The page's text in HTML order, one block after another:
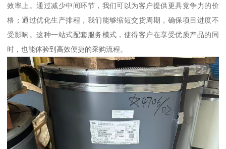
效率上。通过减少中间环节，我们可以为客户提供更具竞争力的价
格；通过优化生产排程，我们能够缩短交货周期，确保项目进度不
受影响。这种一站式配套服务模式，使得客户在享受优质产品的同
时，也能体验到高效便捷的采购流程。